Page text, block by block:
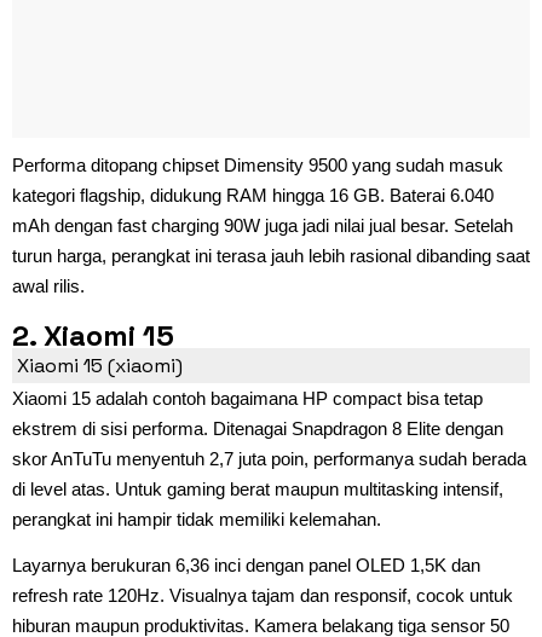
Performa ditopang chipset Dimensity 9500 yang sudah masuk
kategori flagship, didukung RAM hingga 16 GB. Baterai 6.040
mAh dengan fast charging 90W juga jadi nilai jual besar. Setelah
turun harga, perangkat ini terasa jauh lebih rasional dibanding saat
awal rilis.
2. Xiaomi 15
Xiaomi 15 (xiaomi)
Xiaomi 15 adalah contoh bagaimana HP compact bisa tetap
ekstrem di sisi performa. Ditenagai Snapdragon 8 Elite dengan
skor AnTuTu menyentuh 2,7 juta poin, performanya sudah berada
di level atas. Untuk gaming berat maupun multitasking intensif,
perangkat ini hampir tidak memiliki kelemahan.
Layarnya berukuran 6,36 inci dengan panel OLED 1,5K dan
refresh rate 120Hz. Visualnya tajam dan responsif, cocok untuk
hiburan maupun produktivitas. Kamera belakang tiga sensor 50